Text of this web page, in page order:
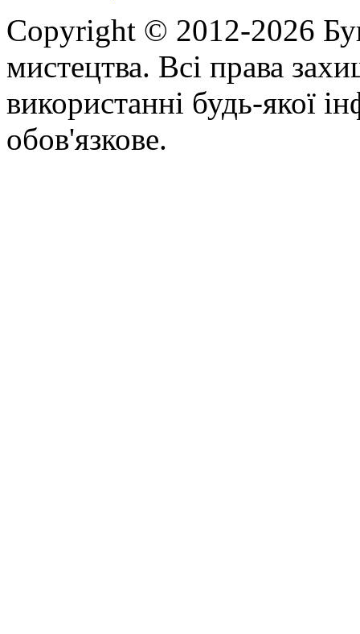
Copyright © 2012-2026
мистецтва. Всі права
використанні будь-якої
обов'язкове.